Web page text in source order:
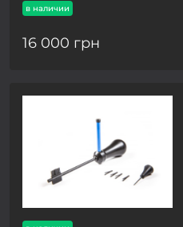
в наличии
16 000 грн